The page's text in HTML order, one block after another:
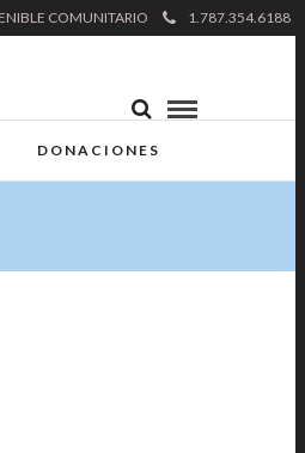
COMUNITARIO 1.787.354.6188
DONACIONES